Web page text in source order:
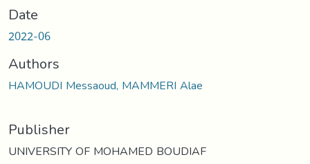
Date
2022-06
Authors
HAMOUDI Messaoud, MAMMERI Alae
Publisher
UNIVERSITY OF MOHAMED BOUDIAF